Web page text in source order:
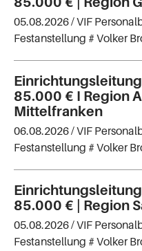
05.08.2026 /VIF
Festanstellung # Volker
85.000 € I Region
Mittelfranken
06.08.2026 /VIF
Festanstellung # Volker
85.000 € | Region
05.08.2026 /VIF
Festanstellung # Volker